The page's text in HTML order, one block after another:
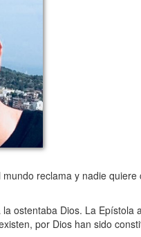
reclama y nadie quiere
ostentaba Dios. La Epístola
por Dios han sido